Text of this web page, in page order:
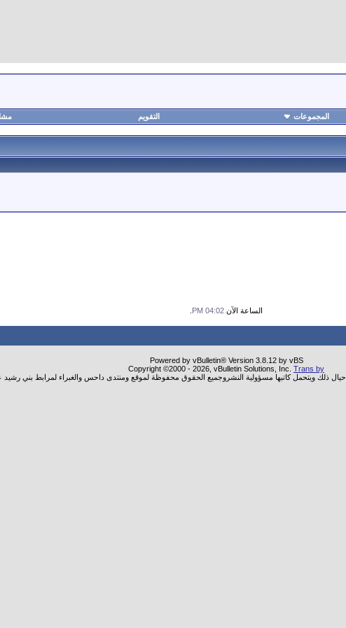
المجموعات التقويم
الساعة الآن 04:02 PM
Powered by vBulletin® Version 3.8.12 by vBS
Copyright ©2000 - 2026, vBulletin Solutions, Inc. Trans by
حيال ذلك ويتحمل كاتبها مسؤولية النشروجميع الحقوق محفوظة لموقع ومنتدى داحس والغبراء لمرابط بني